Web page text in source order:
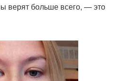
верят больше всего, — это